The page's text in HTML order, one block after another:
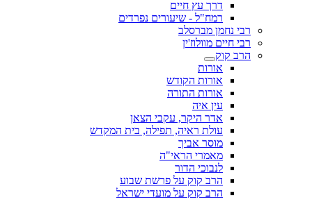
דרך עץ חיים
רמח"ל - שיעורים נפרדים
רבי נחמן מברסלב
רבי חיים מוולוז'ין
הרב קוק
אורות
אורות הקודש
אורות התורה
עין איה
אדר היקר, עקבי הצאן
עולת ראיה, תפילה, בית המקדש
מוסר אביך
מאמרי הראי"ה
לנבוכי הדור
הרב קוק על פרשת שבוע
הרב קוק על מועדי ישראל